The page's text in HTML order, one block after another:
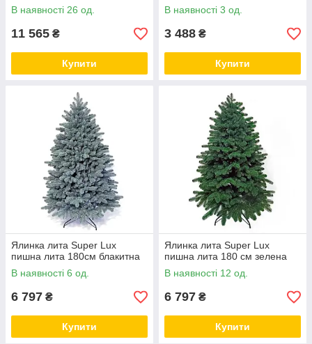
В наявності 26 од.
11 565 ₴
Купити
В наявності 3 од.
3 488 ₴
Купити
Ялинка лита Super Lux
пишна лита 180см блакитна
В наявності 6 од.
6 797 ₴
Купити
Ялинка лита Super Lux
пишна лита 180 см зелена
В наявності 12 од.
6 797 ₴
Купити